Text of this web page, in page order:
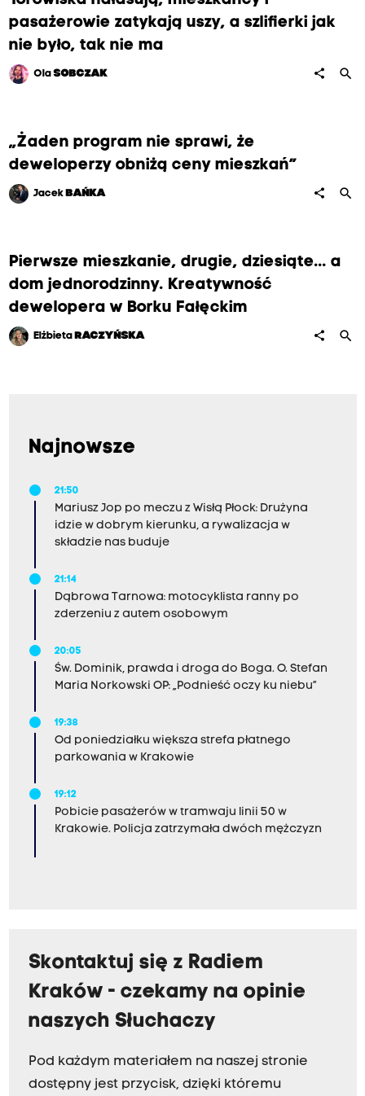
pasażerowie zatykają uszy, a szlifierki jak
nie było, tak nie ma
OlaSOBCZAK share search
„Żaden program nie sprawi, że
deweloperzy obniżą ceny mieszkań”
Jacek BAŃKA share search
Pierwsze mieszkanie, drugie, dziesiąte... a
dom jednorodzinny. Kreatywność
dewelopera w Borku Fałęckim
Elżbieta RACZYŃSKA share search
Najnowsze
21:50
Mariusz Jop po meczu z Wisłą Płock: Drużyna
idzie w dobrym kierunku, a rywalizacja w
składzie nas buduje
21:14
Dąbrowa Tarnowa: motocyklista ranny po
zderzeniu z autem osobowym
20:05
Św. Dominik, prawda i droga do Boga. O. Stefan
Maria Norkowski OP: „Podnieść oczy ku niebu”
19:38
Od poniedziałku większa strefa płatnego
parkowania w Krakowie
19:12
Pobicie pasażerów w tramwaju linii 50 w
Krakowie. Policja zatrzymała dwóch mężczyzn
Skontaktuj się z Radiem
Kraków - czekamy na opinie
naszych Słuchaczy
Pod każdym materiałem na naszej stronie
dostępny jest przycisk, dzięki któremu